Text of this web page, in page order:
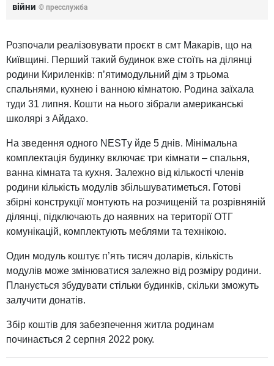
війни © пресслужба
Розпочали реалізовувати проєкт в смт Макарів, що на
Київщині. Перший такий будинок вже стоїть на ділянці
родини Кириленків: п’ятимодульний дім з трьома
спальнями, кухнею і ванною кімнатою. Родина заїхала
туди 31 липня. Кошти на нього зібрали американські
школярі з Айдахо.
На зведення одного NESTу йде 5 днів. Мінімальна
комплектація будинку включає три кімнати – спальня,
ванна кімната та кухня. Залежно від кількості членів
родини кількість модулів збільшуватиметься. Готові
збірні конструкції монтують на розчищеній та розрівняній
ділянці, підключають до наявних на території ОТГ
комунікацій, комплектують меблями та технікою.
Один модуль коштує п’ять тисяч доларів, кількість
модулів може змінюватися залежно від розміру родини.
Планується збудувати стільки будинків, скільки зможуть
залучити донатів.
Збір коштів для забезпечення житла родинам
починається 2 серпня 2022 року.